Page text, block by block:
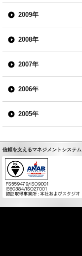
2009年
2008年
2007年
2006年
2005年
信頼を支えるマネジメントシステム